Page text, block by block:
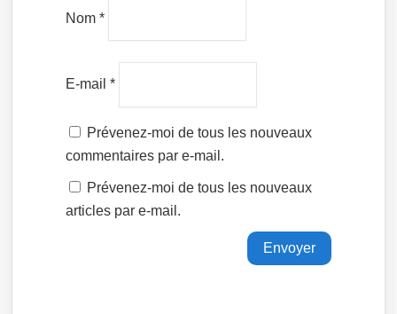
Nom*
E-mail*
Prévenez-moi de tous les nouveaux
commentaires par e-mail.
Prévenez-moi de tous les nouveaux
articles par e-mail.